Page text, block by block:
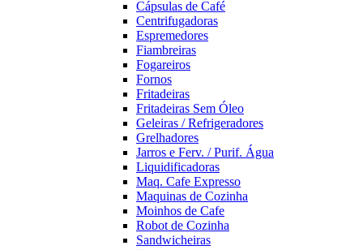
Cápsulas de Café
Centrifugadoras
Espremedores
Fiambreiras
Fogareiros
Fornos
Fritadeiras
Fritadeiras Sem Óleo
Geleiras / Refrigeradores
Grelhadores
Jarros e Ferv. / Purif. Água
Liquidificadoras
Maq. Cafe Expresso
Maquinas de Cozinha
Moinhos de Cafe
Robot de Cozinha
Sandwicheiras